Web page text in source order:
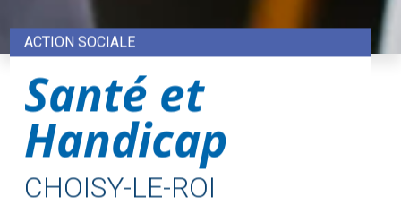
ACTION SOCIALE
Santé et
Handicap
CHOISY-LE-ROI